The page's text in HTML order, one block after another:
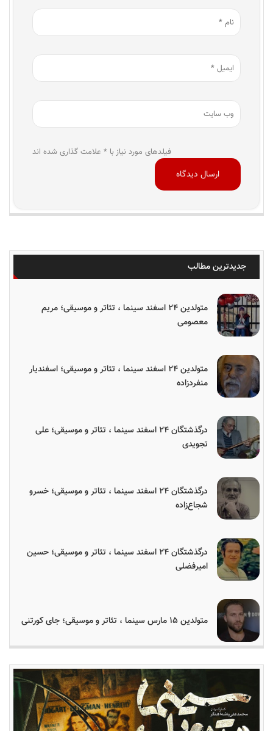
فیلدهای مورد نیاز با * علامت گذاری شده اند
جدیدترین مطالب
متولدین ۲۴ اسفند سینما ، تئاتر و موسیقی؛ مریم
معصومی
متولدین ۲۴ اسفند سینما ، تئاتر و موسیقی؛ اسفندیار
منفردزاده
درگذشتگان ۲۴ اسفند سینما ، تئاتر و موسیقی؛ علی
تجویدی
درگذشتگان ۲۴ اسفند سینما ، تئاتر و موسیقی؛ خسرو
شجاع‌زاده
درگذشتگان ۲۴ اسفند سینما ، تئاتر و موسیقی؛ حسین
امیرفضلی
متولدین ۱۵ مارس سینما ، تئاتر و موسیقی؛ جای کورتنی